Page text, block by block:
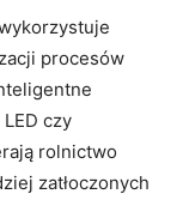
procesów
czy
rolnictwo
zatłoczonych